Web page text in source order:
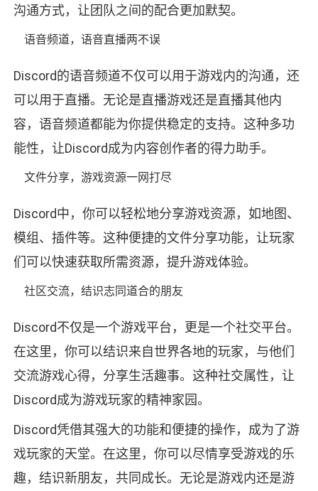
沟通方式，让团队之间的配合更加默契。
语音频道，语音直播两不误
Discord的语音频道不仅可以用于游戏内的沟通，还
可以用于直播。无论是直播游戏还是直播其他内
容，语音频道都能为你提供稳定的支持。这种多功
能性，让Discord成为内容创作者的得力助手。
文件分享，游戏资源一网打尽
Discord中，你可以轻松地分享游戏资源，如地图、
模组、插件等。这种便捷的文件分享功能，让玩家
们可以快速获取所需资源，提升游戏体验。
社区交流，结识志同道合的朋友
Discord不仅是一个游戏平台，更是一个社交平台。
在这里，你可以结识来自世界各地的玩家，与他们
交流游戏心得，分享生活趣事。这种社交属性，让
Discord成为游戏玩家的精神家园。
Discord凭借其强大的功能和便捷的操作，成为了游
戏玩家的天堂。在这里，你可以尽情享受游戏的乐
趣，结识新朋友，共同成长。无论是游戏内还是游